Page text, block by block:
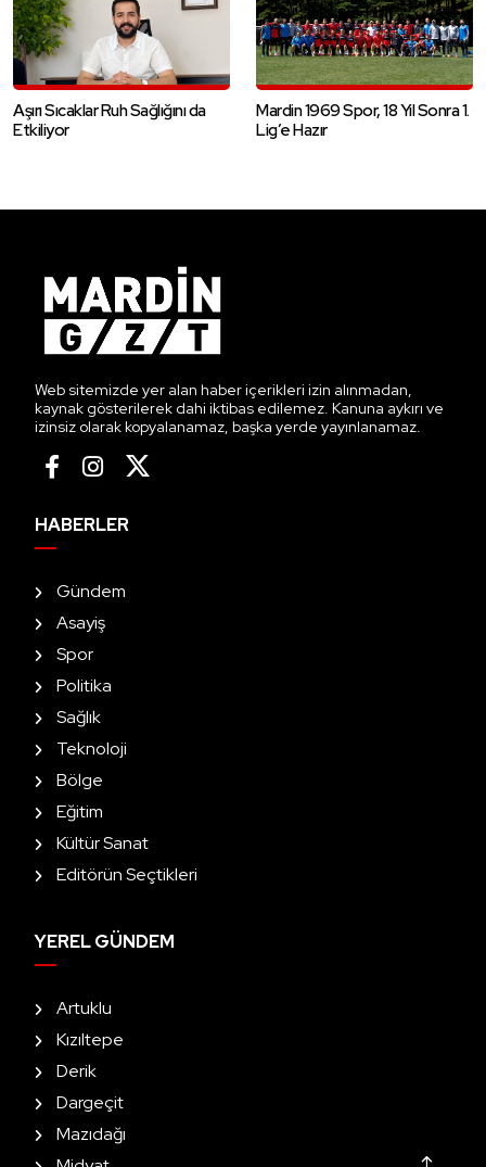
Aşırı Sıcaklar Ruh Sağlığını da
Etkiliyor
Mardin 1969 Spor, 18 Yıl Sonra 1.
Lig’e Hazır
Web sitemizde yer alan haber içerikleri izin alınmadan,
kaynak gösterilerek dahi iktibas edilemez. Kanuna aykırı ve
izinsiz olarak kopyalanamaz, başka yerde yayınlanamaz.
HABERLER
Gündem
Asayiş
Spor
Politika
Sağlık
Teknoloji
Bölge
Eğitim
Kültür Sanat
Editörün Seçtikleri
YEREL GÜNDEM
Artuklu
Kızıltepe
Derik
Dargeçit
Mazıdağı